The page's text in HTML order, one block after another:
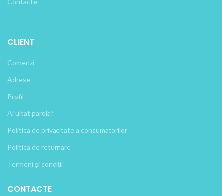
Contacte
CLIENT
Comenzi
Adrese
Profil
Ai uitat parola?
Politica de privacitate a consumatorilor
Politica de returnare
Termeni și condiții
CONTACTE